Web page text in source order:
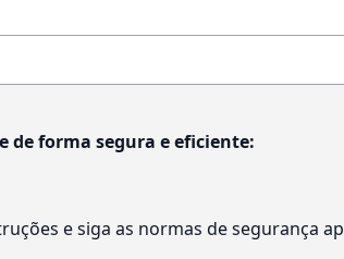
de forma segura e eficiente:
e siga as normas de segurança